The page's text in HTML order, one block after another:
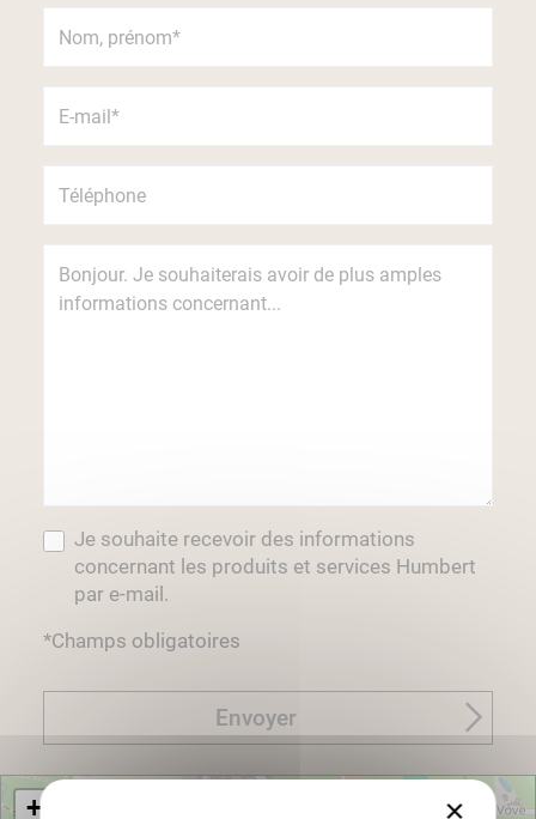
Je souhaite recevoir des informations
concernant les produits et services Humbert
par e-mail.
*Champs obligatoires
Envoyer
+
×